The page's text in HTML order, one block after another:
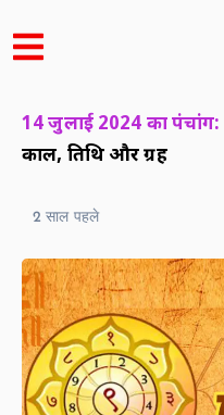
14 जुलाई 2024 का पंचांग:
काल, तिथि और ग्रह
2 साल पहले